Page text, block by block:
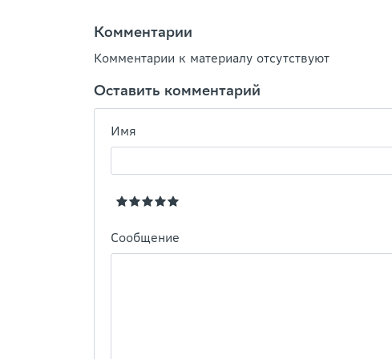
Комментарии
Комментарии к материалу отсутствуют
Оставить комментарий
Имя
Сообщение